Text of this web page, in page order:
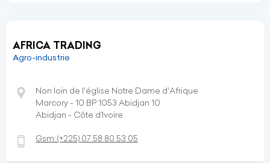
AFRICA TRADING
Agro-industrie
Non loin de l'église Notre Dame d'Afrique
Marcory - 10 BP 1053 Abidjan 10
Abidjan - Côte d’Ivoire
Gsm:(+225) 07 58 80 53 05